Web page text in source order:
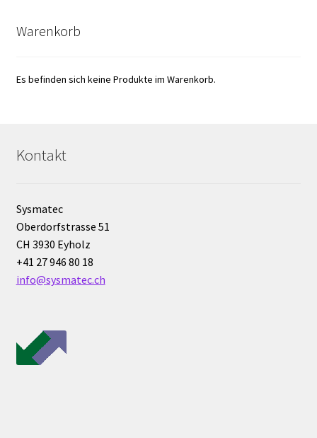
Elektrophorese
Ex Explosionsgeschützte Schränke
Exsikkator
Extraktion
Fermenter
Warenkorb
Es befinden sich keine Produkte im Warenkorb.
Kontakt
Sysmatec
Oberdorfstrasse 51
CH 3930 Eyholz
+41 27 946 80 18
info@sysmatec.ch